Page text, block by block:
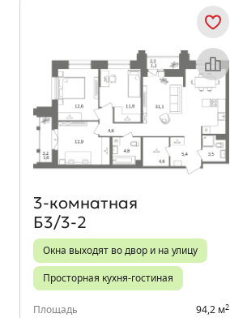
Объект месяца
3‑комнатная
Б3/3-2
Окна выходят во двор и на улицу
Просторная кухня-гостиная
Площадь 94,2 м2